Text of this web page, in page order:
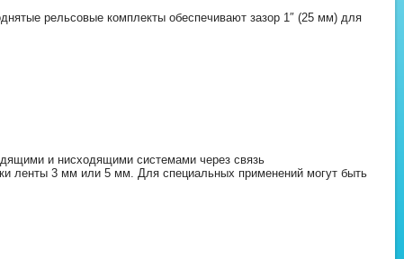
рельсовые комплекты обеспечивают зазор 1″ (25 мм) для
и нисходящими системами через связь
ленты 3 мм или 5 мм. Для специальных применений могут быть